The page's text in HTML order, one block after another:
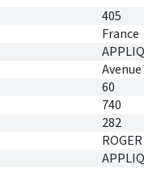
405
France
Avenue
60
740
282